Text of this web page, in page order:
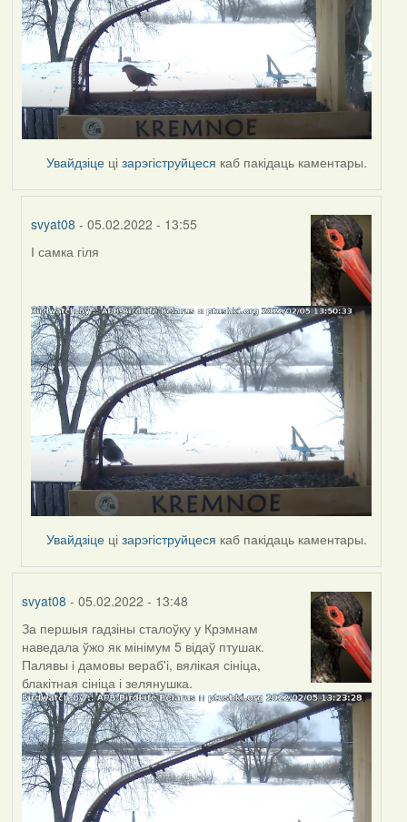
Увайдзіце цізарэгіструйцеся каб пакідаць каментары.
svyat08 - 05.02.2022 - 13:55
In
by
svyat08
І самка гіля
Увайдзіце цізарэгіструйцеся каб пакідаць каментары.
svyat08 - 05.02.2022 - 13:48
За першыя гадзіны сталоўку у Крэмнам
наведала ўжо як мінімум 5 відаў птушак.
Палявы і дамовы вераб'і, вялікая сініца,
блакітная сініца і зелянушка.